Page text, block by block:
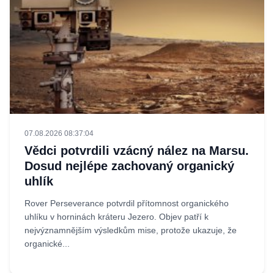
07.08.2026 08:37:04
Vědci potvrdili vzácný nález na Marsu.
Dosud nejlépe zachovaný organický
uhlík
Rover Perseverance potvrdil přítomnost organického
uhlíku v horninách kráteru Jezero. Objev patří k
nejvýznamnějším výsledkům mise, protože ukazuje, že
organické...